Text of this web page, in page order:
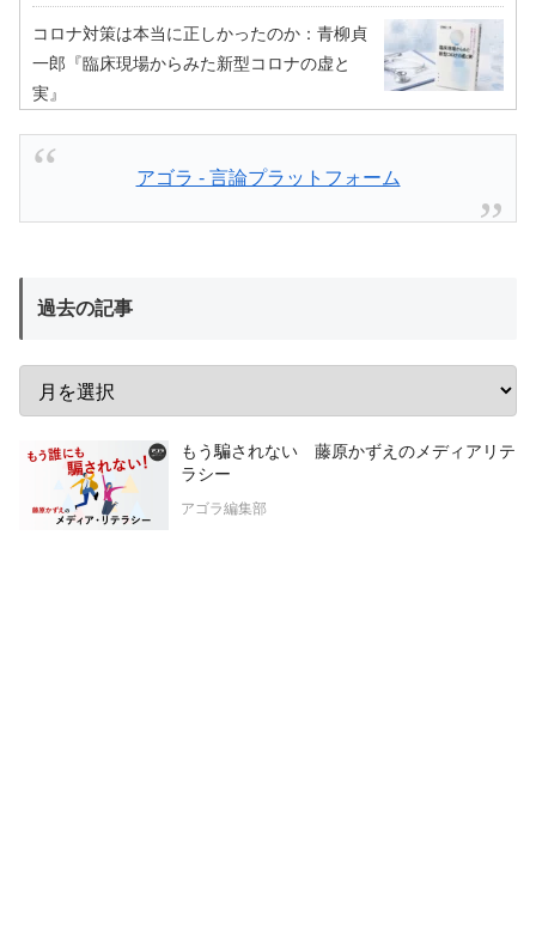
コロナ対策は本当に正しかったのか：青柳貞
一郎『臨床現場からみた新型コロナの虚と
実』
アゴラ - 言論プラットフォーム
過去の記事
もう騙されない 藤原かずえのメディアリテ
ラシー
アゴラ編集部